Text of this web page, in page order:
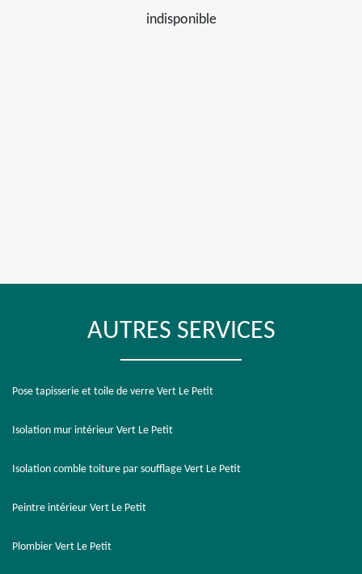
indisponible
AUTRES SERVICES
Pose tapisserie et toile de verre Vert Le Petit
Isolation mur intérieur Vert Le Petit
Isolation comble toiture par soufflage Vert Le Petit
Peintre intérieur Vert Le Petit
Plombier Vert Le Petit